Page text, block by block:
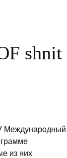
shnit
Международный
из них